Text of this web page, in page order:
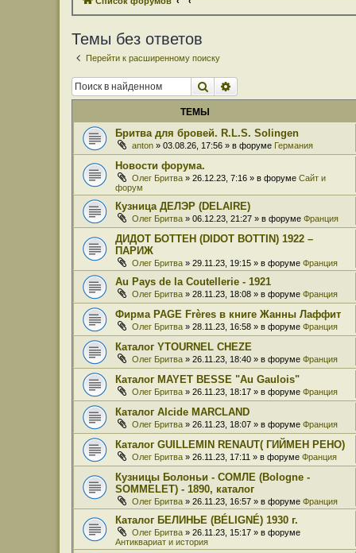
Темы без ответов
Перейти к расширенному поиску
Поиск
ТЕМЫ
Бритва для бровей. R.L.S. Solingen
anton » 03.08.26, 17:56 » в форуме Германия
Новости форума.
Олег Бритва » 26.12.23, 7:16 » в форуме Сайт и
форум
Кузница ДЕЛЭР (DELAIRE)
Олег Бритва » 06.12.23, 21:27 » в форуме Франция
ДИДОТ БОТТЕН (DIDOT BOTTIN) 1922 –
ПАРИЖ
Олег Бритва » 29.11.23, 19:15 » в форуме Франция
Au Pays de la Coutellerie - 1921
Олег Бритва » 28.11.23, 18:08 » в форуме Франция
Фирма PAGE Frères в книге Жанны Лаффит
Олег Бритва » 28.11.23, 16:58 » в форуме Франция
Каталог YTOURNEL CHEZE
Олег Бритва » 26.11.23, 18:40 » в форуме Франция
Каталог MAYET BESSE "Au Gaulois"
Олег Бритва » 26.11.23, 18:17 » в форуме Франция
Каталог Alcide MARCLAND
Олег Бритва » 26.11.23, 18:07 » в форуме Франция
Каталог GUILLEMIN RENAUT( ГИЙМЕН РЕНО)
Олег Бритва » 26.11.23, 17:11 » в форуме Франция
Кузницы Болоньи - СОМЛЕ (Bologne -
SOMMELET) - 1890, каталог
Олег Бритва » 26.11.23, 16:57 » в форуме Франция
Каталог БЕЛИНЬЕ (BÉLIGNÉ) 1930 г.
Олег Бритва » 26.11.23, 15:17 » в форуме
Антиквариат и история